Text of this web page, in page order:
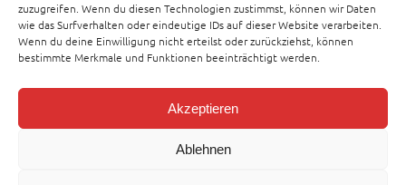
zuzugreifen. Wenn du diesen Technologien zustimmst, können wir Daten
wie das Surfverhalten oder eindeutige IDs auf dieser Website verarbeiten.
Wenn du deine Einwilligung nicht erteilst oder zurückziehst, können
bestimmte Merkmale und Funktionen beeinträchtigt werden.
Akzeptieren
Ablehnen